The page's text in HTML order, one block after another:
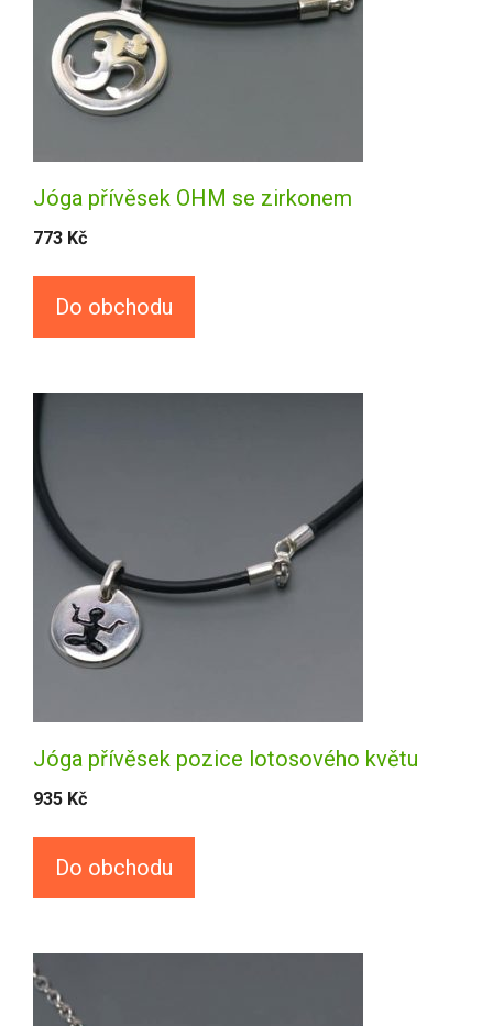
Jóga přívěsek OHM se zirkonem
773 Kč
Do obchodu
Jóga přívěsek pozice lotosového květu
935 Kč
Do obchodu